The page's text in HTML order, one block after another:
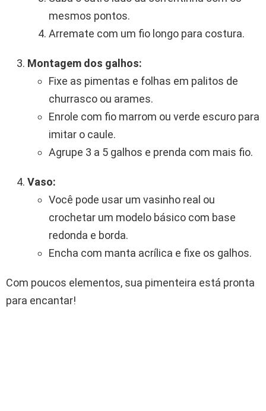
mesmos pontos.
Arremate com um fio longo para costura.
Montagem dos galhos:
Fixe as pimentas e folhas em palitos de
churrasco ou arames.
Enrole com fio marrom ou verde escuro para
imitar o caule.
Agrupe 3 a 5 galhos e prenda com mais fio.
Vaso:
Você pode usar um vasinho real ou
crochetar um modelo básico com base
redonda e borda.
Encha com manta acrílica e fixe os galhos.
Com poucos elementos, sua pimenteira está pronta
para encantar!